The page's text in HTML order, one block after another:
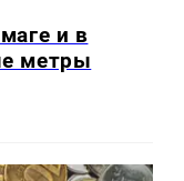
и в
метры